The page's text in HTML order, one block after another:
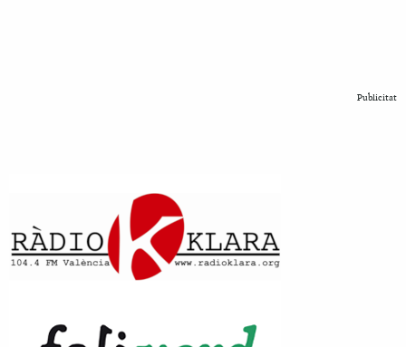
Publicitat